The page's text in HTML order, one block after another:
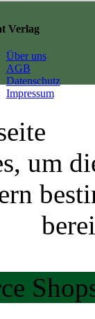
Verlag
Über uns
AGB
Datenschutz
Impressum
um